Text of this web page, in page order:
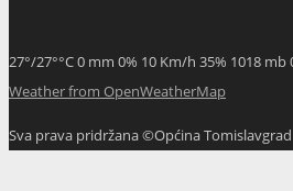
Sva prava pridržana ©Općina Tomislavgrad